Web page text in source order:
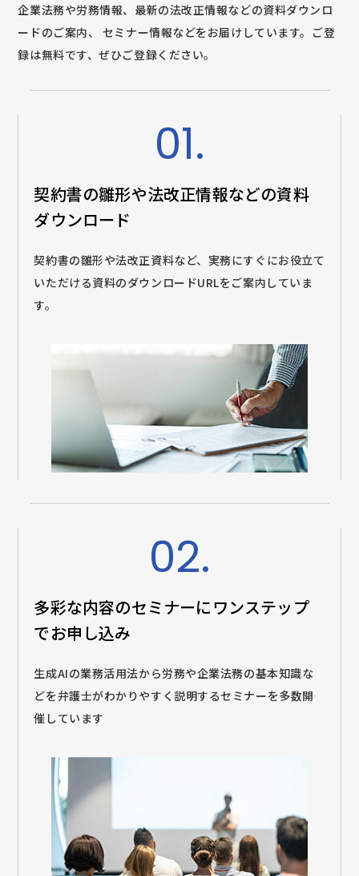
企業法務や労務情報、最新の法改正情報などの資料ダウンロ
ードのご案内、
セミナー情報などをお届けしています。ご登
録は無料です、ぜひご登録ください。
01.
契約書の雛形や法改正情報などの資料
ダウンロード
契約書の雛形や法改正資料など、実務にすぐにお役立て
いただける資料のダウンロードURLをご案内していま
す。
02.
多彩な内容のセミナーにワンステップ
でお申し込み
生成AIの業務活用法から労務や企業法務の基本知識な
どを弁護士がわかりやすく説明するセミナーを多数開
催しています